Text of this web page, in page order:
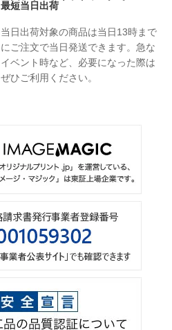
最短当日出荷
当日出荷対象の商品は当日13時まで
にご注文で当日発送できます。急な
イベント時など、必要になった際は
ぜひご利用ください。